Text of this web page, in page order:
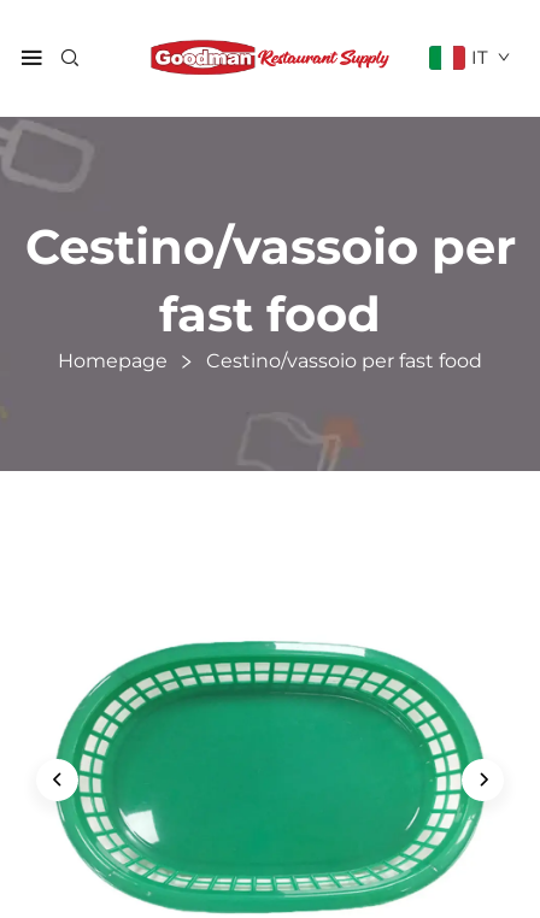
IT
Cestino/vassoio per
fast food
Homepage Cestino/vassoio per fast food